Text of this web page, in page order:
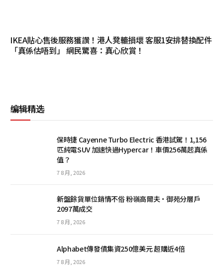
IKEA貼心售後服務獲讚！港人凳轆損壞 客服1安排替換配件
「真係估唔到」 網民驚喜：真心欣賞！
编辑精选
保時捷 Cayenne Turbo Electric 香港試駕！1,156
匹純電SUV 加速快過Hypercar！車價256萬起真係
值？
7 8 月, 2026
新盤餘貨單位銷情不俗 粉嶺高爾夫·御苑分層戶
2097萬成交
7 8 月, 2026
Alphabet傳發債集資250億美元 超購近4倍
7 8 月, 2026